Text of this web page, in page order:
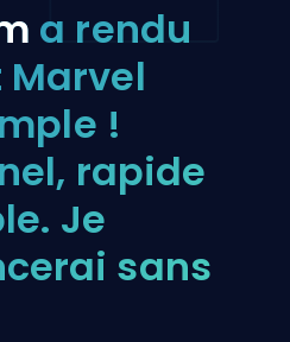
a rendu
!
rapide
Je
sans